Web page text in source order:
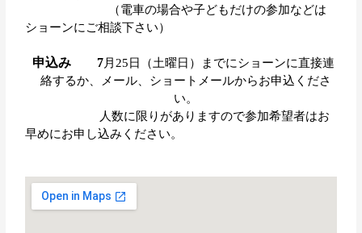
（電車の場合や子どもだけの参加などは
ショーンにご相談下さい）
申込み 7月25 日（土曜日）までにショーンに直接連
絡するか、メール、ショートメールからお申込くださ
い。
人数に限りがありますので参加希望者はお
早めにお申し込みください。